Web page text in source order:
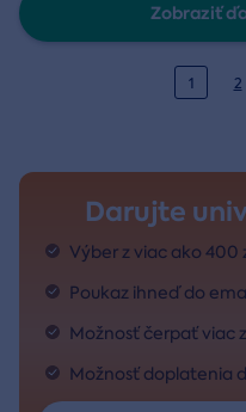
Zobraziť
1 2
Darujte
Výber z viac ako 400
Poukaz ihneď do
Možnosť čerpať viac
Možnosť doplatenia